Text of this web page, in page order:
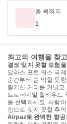
총 목적지
1
최고의 여행을 찾
결코 잊지 못할 모험
달라스 포트 워스 국
순간부터 숨 막힐 듯
활기찬 거리를 거닐
트로더데일 할리우드
을 선택하세요. 사랑
정으로 잊지 못할 추
Airpaz로 완벽한 항공